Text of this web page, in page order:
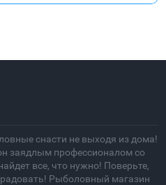
снасти не выходя из дома!
заядлым профессионалом со
все, что нужно! Поверьте,
Рыболовный магазин